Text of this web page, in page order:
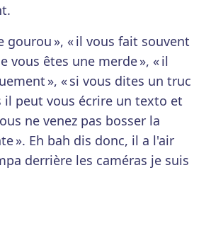
gourou », « il vous fait souvent
vous êtes une merde », « il
», « si vous dites un truc
il peut vous écrire un texto et
ne venez pas bosser la
». Eh bah dis donc, il a l'air
derrière les caméras je suis